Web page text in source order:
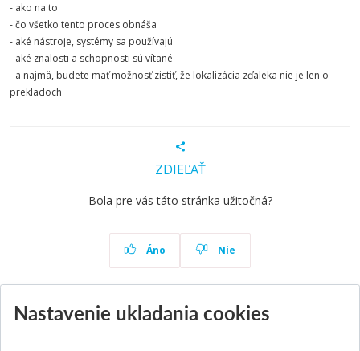
- ako na to
- čo všetko tento proces obnáša
- aké nástroje, systémy sa používajú
- aké znalosti a schopnosti sú vítané
- a najmä, budete mať možnosť zistiť, že lokalizácia zďaleka nie je len o
prekladoch
ZDIEĽAŤ
Bola pre vás táto stránka užitočná?
Áno Nie
Nastavenie ukladania cookies